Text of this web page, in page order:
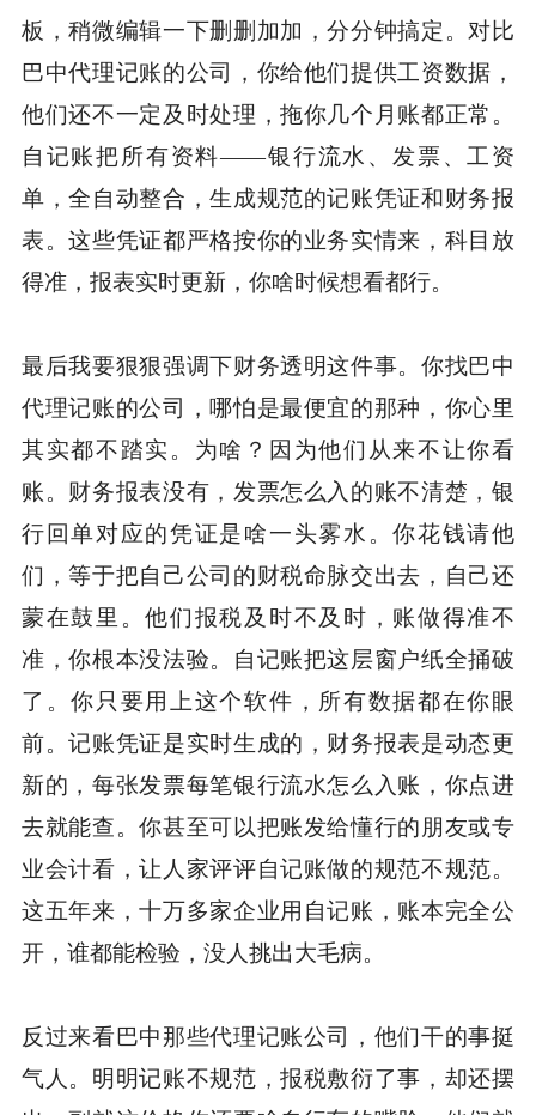
板，稍微编辑一下删删加加，分分钟搞定。对比
巴中代理记账的公司，你给他们提供工资数据，
他们还不一定及时处理，拖你几个月账都正常。
自记账把所有资料——银行流水、发票、工资
单，全自动整合，生成规范的记账凭证和财务报
表。这些凭证都严格按你的业务实情来，科目放
得准，报表实时更新，你啥时候想看都行。
最后我要狠狠强调下财务透明这件事。你找巴中
代理记账的公司，哪怕是最便宜的那种，你心里
其实都不踏实。为啥？因为他们从来不让你看
账。财务报表没有，发票怎么入的账不清楚，银
行回单对应的凭证是啥一头雾水。你花钱请他
们，等于把自己公司的财税命脉交出去，自己还
蒙在鼓里。他们报税及时不及时，账做得准不
准，你根本没法验。自记账把这层窗户纸全捅破
了。你只要用上这个软件，所有数据都在你眼
前。记账凭证是实时生成的，财务报表是动态更
新的，每张发票每笔银行流水怎么入账，你点进
去就能查。你甚至可以把账发给懂行的朋友或专
业会计看，让人家评评自记账做的规范不规范。
这五年来，十万多家企业用自记账，账本完全公
开，谁都能检验，没人挑出大毛病。
反过来看巴中那些代理记账公司，他们干的事挺
气人。明明记账不规范，报税敷衍了事，却还摆